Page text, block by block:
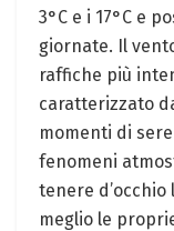
3°C e i 17°C e
giornate. Il
raffiche più
caratterizzato
momenti di
fenomeni
tenere
meglio le